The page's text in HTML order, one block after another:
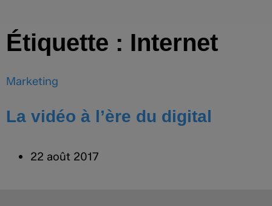
Étiquette : Internet
Marketing
La vidéo à l’ère du digital
22 août 2017